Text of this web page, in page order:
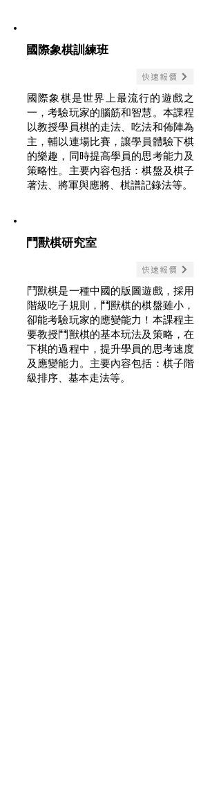
國際象棋訓練班
快速報價
國際象棋是世界上最流行的遊戲之
一，考驗玩家的腦筋和智慧。本課程
以教授學員棋的走法、吃法和佈陣為
主，輔以連場比賽，讓學員體驗下棋
的樂趣，同時提高學員的思考能力及
策略性。主要內容包括：棋盤及棋子
著法、將軍與應將、棋譜記錄法等。
鬥獸棋研究室
快速報價
鬥獸棋是一種中國的版圖遊戲，採用
階級吃子規則，鬥獸棋的棋盤雖小，
卻能考驗玩家的應變能力！本課程主
要教授鬥獸棋的基本玩法及策略，在
下棋的過程中，提升學員的思考速度
及應變能力。主要內容包括：棋子階
級排序、基本走法等。